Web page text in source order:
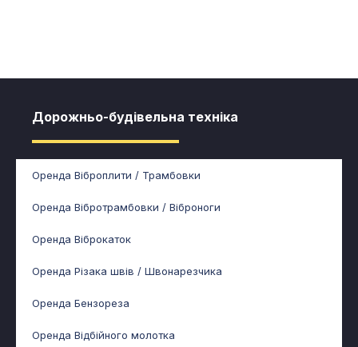
Дорожньо-будівельна техніка
Оренда Віброплити / Трамбовки
Оренда Вібротрамбовки / Віброноги
Оренда Віброкаток
Оренда Різака швів / Швонарезчика
Оренда Бензореза
Оренда Відбійного молотка